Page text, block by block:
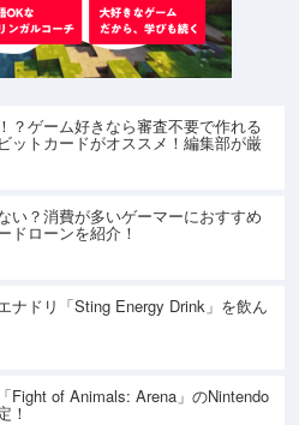
？ゲーム好きなら審査不要で作れる
ットカードがオススメ！編集部が厳
い？消費が多いゲーマーにおすすめ
ドローンを紹介！
ナドリ「Sting Energy Drink」を飲ん
Fight of Animals: Arena」のNintendo
！